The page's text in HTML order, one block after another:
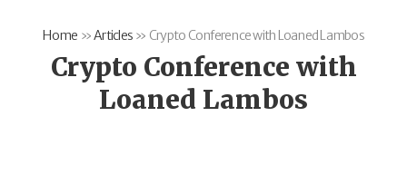
Home »Articles » Crypto Conference with Loaned Lambos
Crypto Conference with
Loaned Lambos